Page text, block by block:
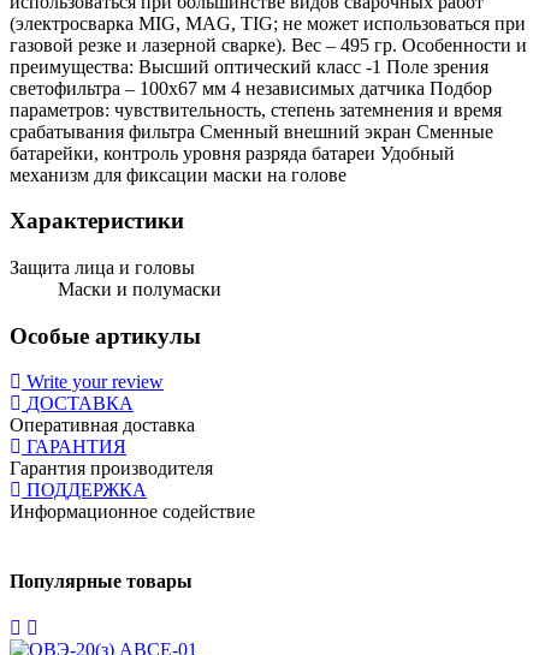
(электросварка MIG, MAG, TIG; не может использоваться при
газовой резке и лазерной сварке). Вес – 495 гр. Особенности и
преимущества: Высший оптический класс -1 Поле зрения
светофильтра – 100х67 мм 4 независимых датчика Подбор
параметров: чувствительность, степень затемнения и время
срабатывания фильтра Сменный внешний экран Сменные
батарейки, контроль уровня разряда батареи Удобный
механизм для фиксации маски на голове
Характеристики
Защита лица и головы
Маски и полумаски
Особые артикулы
Write your review
ДОСТАВКА
Оперативная доставка
ГАРАНТИЯ
Гарантия производителя
ПОДДЕРЖКА
Информационное содействие
Популярные товары